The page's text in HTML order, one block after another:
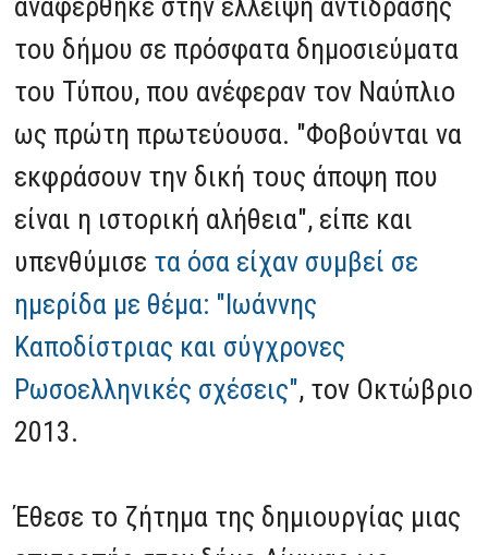
του δήμου σε πρόσφατα δημοσιεύματα
του Τύπου, που ανέφεραν τον Ναύπλιο
ως πρώτη πρωτεύουσα. "Φοβούνται να
εκφράσουν την δική τους άποψη που
είναι η ιστορική αλήθεια", είπε και
υπενθύμισε τα όσα είχαν συμβεί σε
ημερίδα με θέμα: "Ιωάννης
Καποδίστριας και σύγχρονες
Ρωσοελληνικές σχέσεις", τον Οκτώβριο
2013.
Έθεσε το ζήτημα της δημιουργίας μιας